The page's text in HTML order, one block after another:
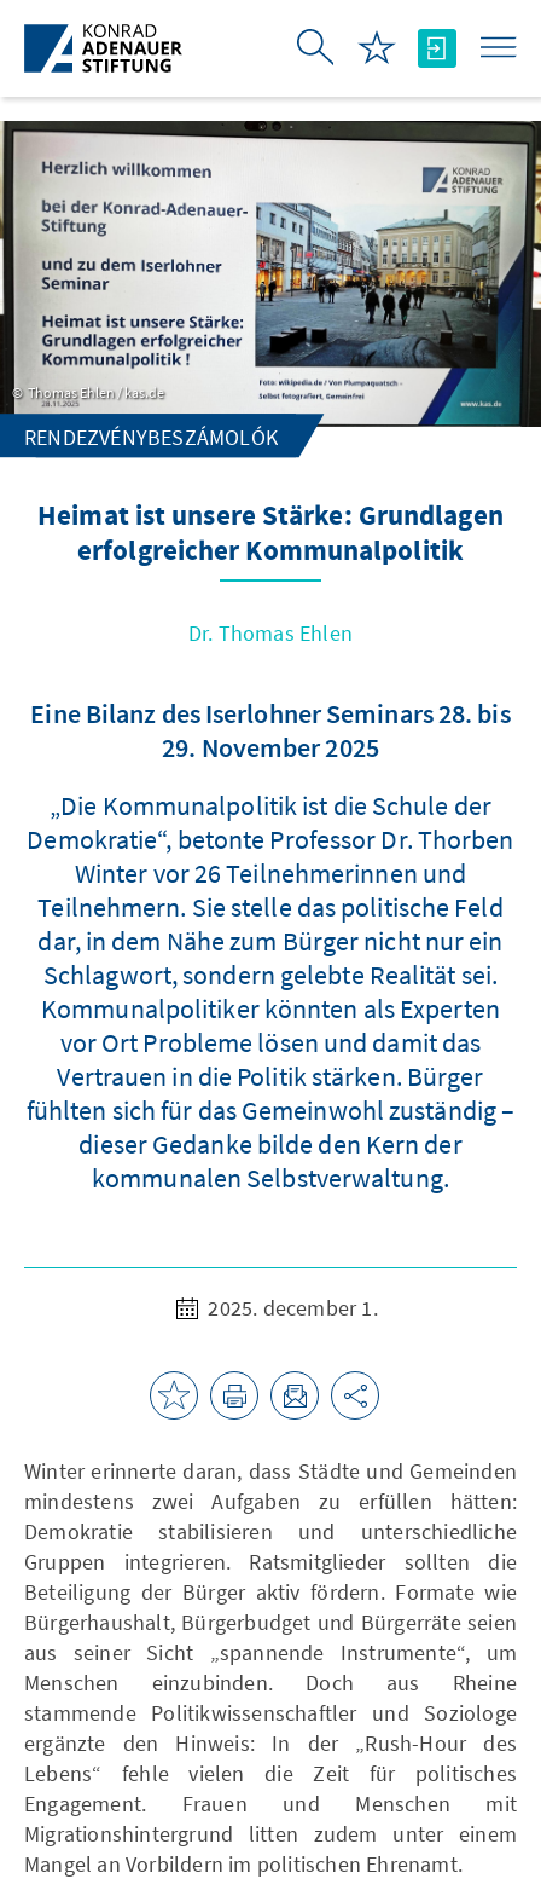
Ugrás a fő tartalomhoz
Thomas Ehlen / kas.de
RENDEZVÉNYBESZÁMOLÓK
Heimat ist unsere Stärke: Grundlagen
erfolgreicher Kommunalpolitik
Dr. Thomas Ehlen
Eine Bilanz des Iserlohner Seminars 28. bis
29. November 2025
„Die Kommunalpolitik ist die Schule der
Demokratie“, betonte Professor Dr. Thorben
Winter vor 26 Teilnehmerinnen und
Teilnehmern. Sie stelle das politische Feld
dar, in dem Nähe zum Bürger nicht nur ein
Schlagwort, sondern gelebte Realität sei.
Kommunalpolitiker könnten als Experten
vor Ort Probleme lösen und damit das
Vertrauen in die Politik stärken. Bürger
fühlten sich für das Gemeinwohl zuständig –
dieser Gedanke bilde den Kern der
kommunalen Selbstverwaltung.
2025. december 1.
Winter erinnerte daran, dass Städte und Gemeinden
mindestens zwei Aufgaben zu erfüllen hätten:
Demokratie stabilisieren und unterschiedliche
Gruppen integrieren. Ratsmitglieder sollten die
Beteiligung der Bürger aktiv fördern. Formate wie
Bürgerhaushalt, Bürgerbudget und Bürgerräte seien
aus seiner Sicht „spannende Instrumente“, um
Menschen einzubinden. Doch aus Rheine
stammende Politikwissenschaftler und Soziologe
ergänzte den Hinweis: In der „Rush-Hour des
Lebens“ fehle vielen die Zeit für politisches
Engagement. Frauen und Menschen mit
Migrationshintergrund litten zudem unter einem
Mangel an Vorbildern im politischen Ehrenamt.